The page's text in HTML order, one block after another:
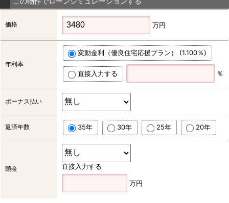
価格 万円
年利率
変動金利（優良住宅応援プラン） (1.100％)
直接入力する ％
ボーナス払い
返済年数 35年 30年 25年 20年
頭金 直接入力する
万円